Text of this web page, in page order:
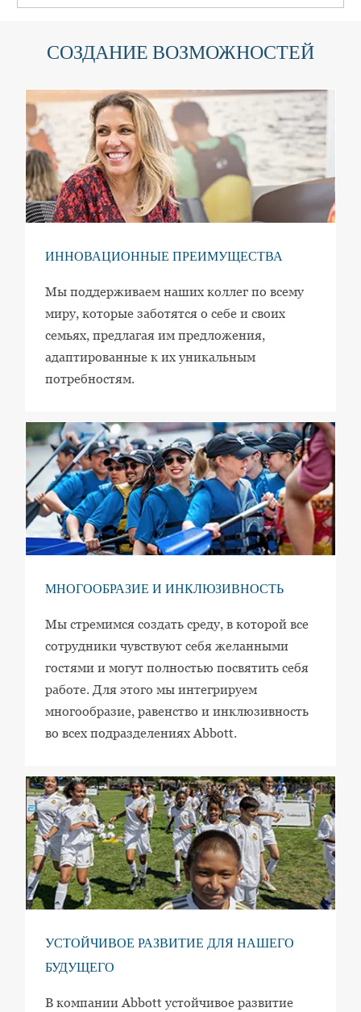
СОЗДАНИЕ ВОЗМОЖНОСТЕЙ
ИННОВАЦИОННЫЕ ПРЕИМУЩЕСТВА
Мы поддерживаем наших коллег по всему
миру, которые заботятся о себе и своих
семьях, предлагая им предложения,
адаптированные к их уникальным
потребностям.
МНОГООБРАЗИЕ И ИНКЛЮЗИВНОСТЬ
Мы стремимся создать среду, в которой все
сотрудники чувствуют себя желанными
гостями и могут полностью посвятить себя
работе. Для этого мы интегрируем
многообразие, равенство и инклюзивность
во всех подразделениях Abbott.
УСТОЙЧИВОЕ РАЗВИТИЕ ДЛЯ НАШЕГО
БУДУЩЕГО
В компании Abbott устойчивое развитие